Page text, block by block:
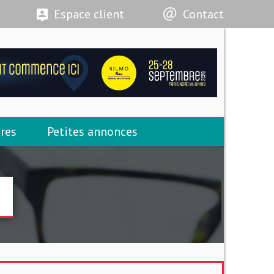
Espace client Contact
Petites annonces